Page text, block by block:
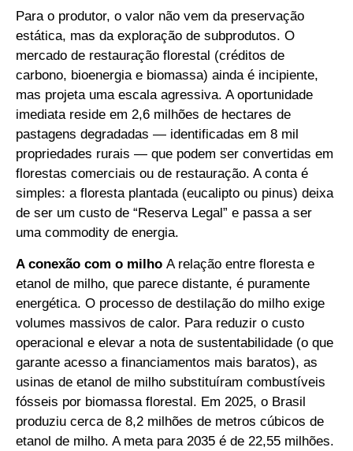
Para o produtor, o valor não vem da preservação
estática, mas da exploração de subprodutos. O
mercado de restauração florestal (créditos de
carbono, bioenergia e biomassa) ainda é incipiente,
mas projeta uma escala agressiva. A oportunidade
imediata reside em 2,6 milhões de hectares de
pastagens degradadas — identificadas em 8 mil
propriedades rurais — que podem ser convertidas em
florestas comerciais ou de restauração. A conta é
simples: a floresta plantada (eucalipto ou pinus) deixa
de ser um custo de “Reserva Legal” e passa a ser
uma commodity de energia.
A conexão com o milho A relação entre floresta e
etanol de milho, que parece distante, é puramente
energética. O processo de destilação do milho exige
volumes massivos de calor. Para reduzir o custo
operacional e elevar a nota de sustentabilidade (o que
garante acesso a financiamentos mais baratos), as
usinas de etanol de milho substituíram combustíveis
fósseis por biomassa florestal. Em 2025, o Brasil
produziu cerca de 8,2 milhões de metros cúbicos de
etanol de milho. A meta para 2035 é de 22,55 milhões.